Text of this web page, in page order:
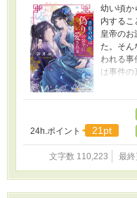
幼い頃か
内するこ
皇帝のお
た。そん
われる事
は事件の
なるが
しまっ
れていく
後宮ファ
24h.ポイント 21pt
文字数 110,223 最